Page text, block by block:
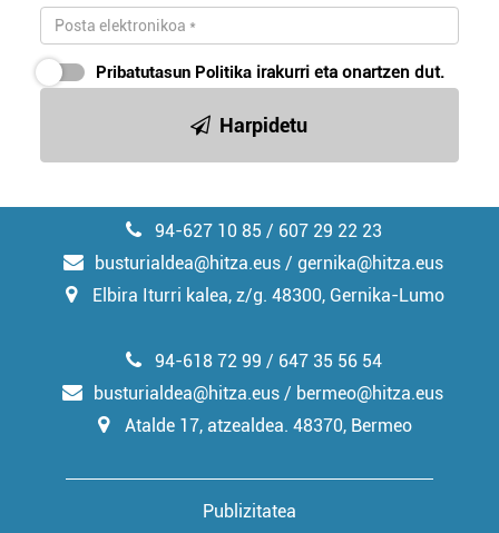
Pribatutasun Politika irakurri eta onartzen dut.
Harpidetu
94-627 10 85 / 607 29 22 23
busturialdea@hitza.eus / gernika@hitza.eus
Elbira Iturri kalea, z/g. 48300, Gernika-Lumo
Publizitatea
94-618 72 99 / 647 35 56 54
busturialdea@hitza.eus / bermeo@hitza.eus
Atalde 17, atzealdea. 48370, Bermeo